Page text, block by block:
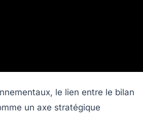
le lien entre le bilan
un axe stratégique